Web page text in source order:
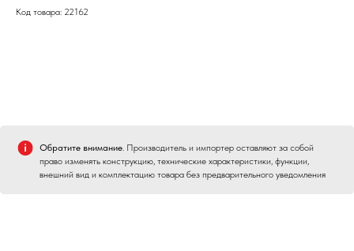
Код товара: 22162
Обратите внимание. Производитель и импортер оставляют за собой
право изменять конструкцию, технические характеристики, функции,
внешний вид и комплектацию товара без предварительного уведомления